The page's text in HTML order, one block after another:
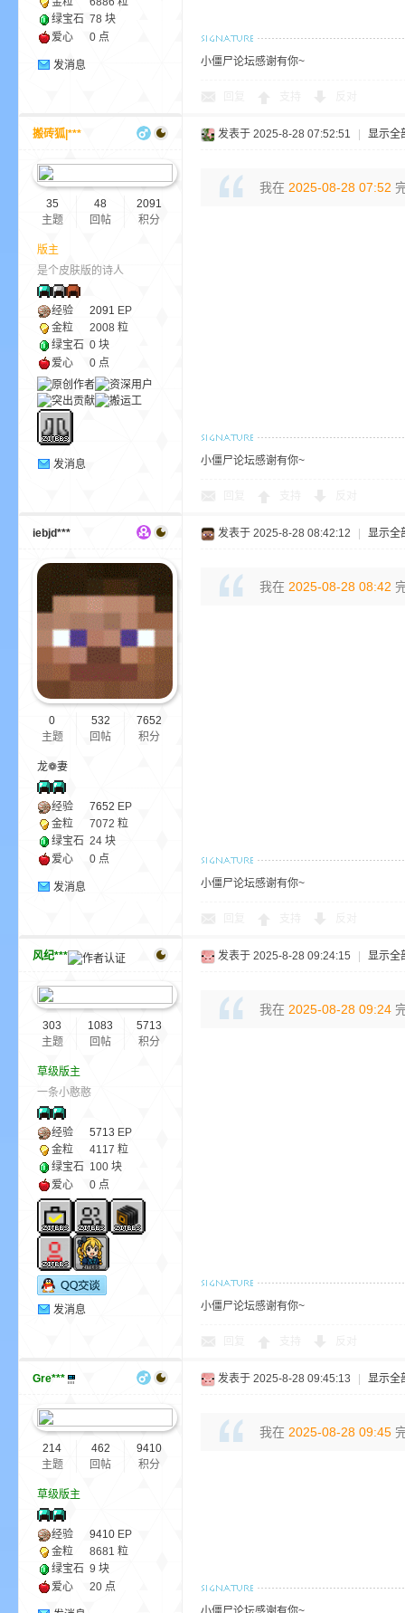
绿宝石 78 块
爱心
0 点
发消息 小僵尸论坛感谢有你~
搬砖狐|***
35
主题
48
回帖
2091
积分
版主
是个皮肤版的诗人
经验 2091 EP
金粒
2008 粒
绿宝石 0 块
爱心
0 点
发消息
发表于 2025-8-28 07:52:51 显示全
我在 2025-08-28 07:52
小僵尸论坛感谢有你~
iebjd***
0
主题
532
回帖
7652
积分
龙❁妻
经验 7652 EP
金粒
7072 粒
绿宝石 24 块
爱心
0 点
发消息
发表于 2025-8-28 08:42:12 显示全
我在 2025-08-28 08:42
小僵尸论坛感谢有你~
风纪***
303
主题
1083
回帖
5713
积分
草级版主
一条小憨憨
经验 5713 EP
金粒
4117 粒
绿宝石 100 块
爱心
0 点
发消息
发表于 2025-8-28 09:24:15 显示全
我在 2025-08-28 09:24
小僵尸论坛感谢有你~
Gre***
214
主题
462
回帖
9410
积分
草级版主
经验 9410 EP
金粒
8681 粒
绿宝石 9 块
爱心
20 点
发表于 2025-8-28 09:45:13 显示全
我在 2025-08-28 09:45